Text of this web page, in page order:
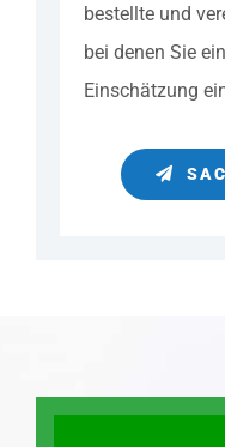
bestellte und
bei denen Sie
Einschätzung